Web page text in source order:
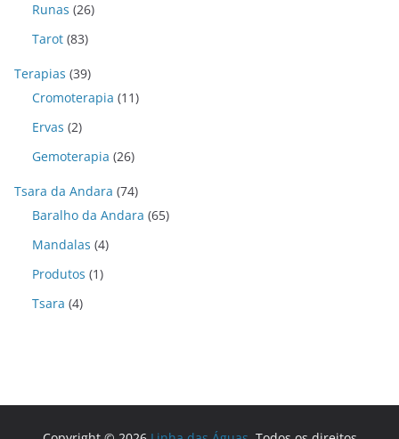
Runas (26)
Tarot (83)
Terapias (39)
Cromoterapia (11)
Ervas (2)
Gemoterapia (26)
Tsara da Andara (74)
Baralho da Andara (65)
Mandalas (4)
Produtos (1)
Tsara (4)